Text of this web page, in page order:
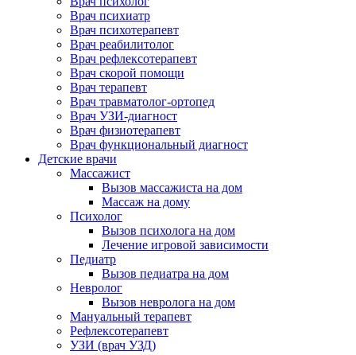
Врач психиатр
Врач психотерапевт
Врач реабилитолог
Врач рефлексотерапевт
Врач скорой помощи
Врач терапевт
Врач травматолог-ортопед
Врач УЗИ-диагност
Врач физиотерапевт
Врач функциональный диагност
Детские врачи
Массажист
Вызов массажиста на дом
Массаж на дому
Психолог
Вызов психолога на дом
Лечение игровой зависимости
Педиатр
Вызов педиатра на дом
Невролог
Вызов невролога на дом
Мануальный терапевт
Рефлексотерапевт
УЗИ (врач УЗД)